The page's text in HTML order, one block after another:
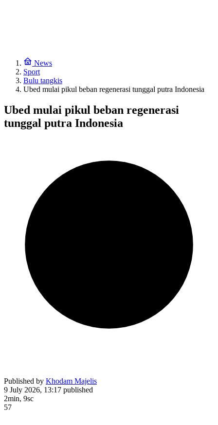
News
Sport
Bulu tangkis
Ubed mulai pikul beban regenerasi tunggal putra Indonesia
Ubed mulai pikul beban regenerasi
tunggal putra Indonesia
Published by Khodam Majelis
9 July 2026, 13:17 published
2min, 9sc
57